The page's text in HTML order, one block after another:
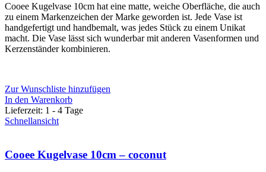
Cooee Kugelvase 10cm hat eine matte, weiche Oberfläche, die auch
zu einem Markenzeichen der Marke geworden ist. Jede Vase ist
handgefertigt und handbemalt, was jedes Stück zu einem Unikat
macht. Die Vase lässt sich wunderbar mit anderen Vasenformen und
Kerzenständer kombinieren.
Zur Wunschliste hinzufügen
In den Warenkorb
Lieferzeit: 1 - 4 Tage
Schnellansicht
Cooee Kugelvase 10cm – coconut